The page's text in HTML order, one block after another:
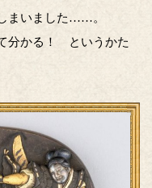
まいました……。
分かる！ というかた